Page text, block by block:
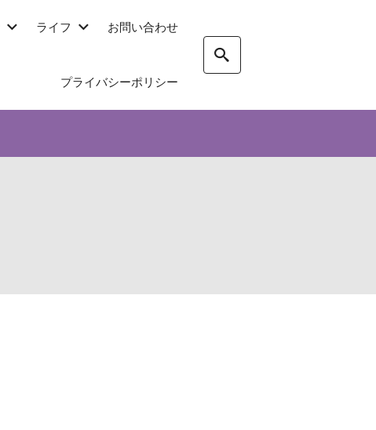
ライフ お問い合わせ
プライバシーポリシー